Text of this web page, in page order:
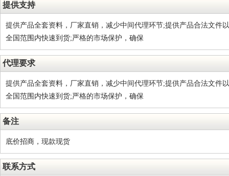
提供支持
提供产品全套资料，厂家直销，减少中间代理环节;提供产品合法文件
全国范围内快速到货;严格的市场保护，确保
代理要求
提供产品全套资料，厂家直销，减少中间代理环节;提供产品合法文件
全国范围内快速到货;严格的市场保护，确保
备注
底价招商，现款现货
联系方式